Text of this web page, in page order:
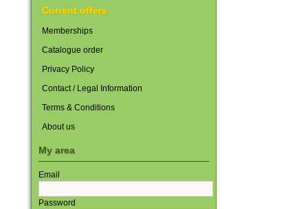
Current offers
Memberships
Catalogue order
Privacy Policy
Contact / Legal Information
Terms & Conditions
About us
My area
Email
Password